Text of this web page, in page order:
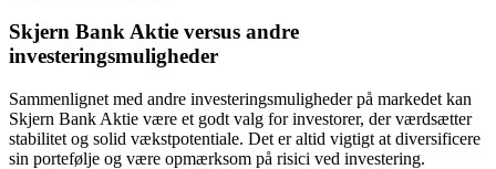
Skjern Bank Aktie versus andre
investeringsmuligheder
Sammenlignet med andre investeringsmuligheder på markedet kan
Skjern Bank Aktie være et godt valg for investorer, der værdsætter
stabilitet og solid vækstpotentiale. Det er altid vigtigt at diversificere
sin portefølje og være opmærksom på risici ved investering.